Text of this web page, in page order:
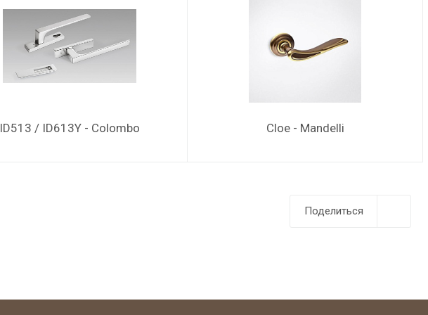
ID513 / ID613Y - Colombo Cloe - Mandelli
Поделиться